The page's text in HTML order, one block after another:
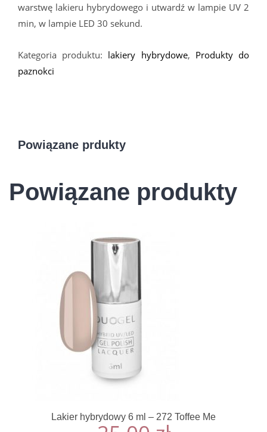
warstwę lakieru hybrydowego i utwardź w lampie UV 2
min, w lampie LED 30 sekund.
Kategoria produktu: lakiery hybrydowe, Produkty do
paznokci
Powiązane prdukty
Powiązane produkty
Lakier hybrydowy 6 ml – 272 Toffee Me